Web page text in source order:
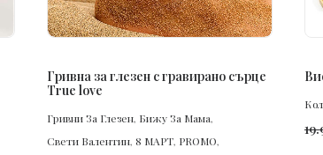
ПОРЪЧАЙ
Гривна за глезен с гравирано сърце
True love
Гривни За Глезен, Бижу За Мама,
Свети Валентин, 8 МАРТ, PROMO,